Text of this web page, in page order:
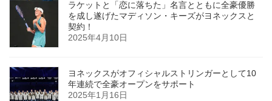
ラケットと「恋に落ちた」名言とともに全豪優勝
を成し遂げたマディソン・キーズがヨネックスと
契約！
2025年4月10日
ヨネックスがオフィシャルストリンガーとして10
年連続で全豪オープンをサポート
2025年1月16日